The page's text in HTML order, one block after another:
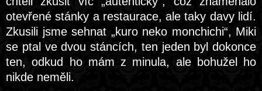
otevřené stánky a restaurace, ale taky davy lidí.
Zkusili jsme sehnat „kuro neko monchichi“, Miki
se ptal ve dvou stáncích, ten jeden byl dokonce
ten, odkud ho mám z minula, ale bohužel ho
nikde neměli.